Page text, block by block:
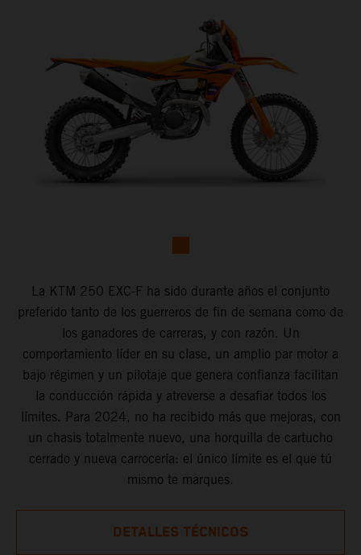
La KTM 250 EXC-F ha sido durante años el conjunto
preferido tanto de los guerreros de fin de semana como de
los ganadores de carreras, y con razón. Un
comportamiento líder en su clase, un amplio par motor a
bajo régimen y un pilotaje que genera confianza facilitan
la conducción rápida y atreverse a desafiar todos los
límites. Para 2024, no ha recibido más que mejoras, con
un chasis totalmente nuevo, una horquilla de cartucho
cerrado y nueva carrocería: el único límite es el que tú
mismo te marques.
DETALLES TÉCNICOS